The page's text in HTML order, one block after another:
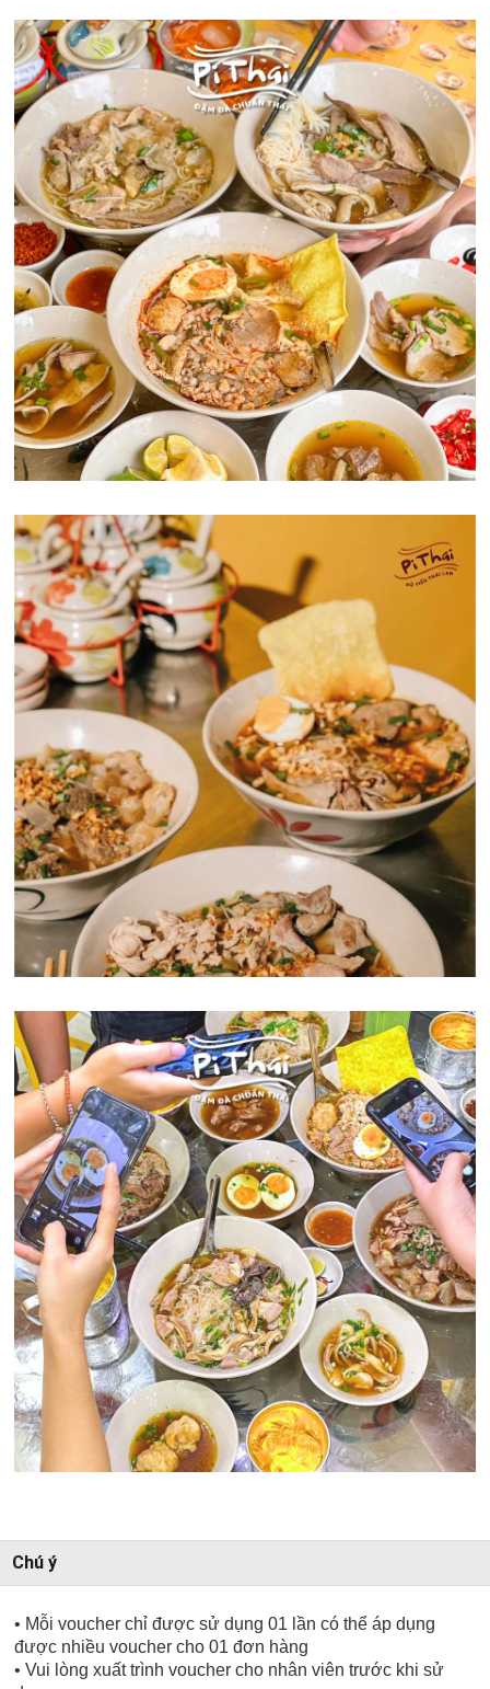
Chú ý
• Mỗi voucher chỉ được sử dụng 01 lần có thể áp dụng
được nhiều voucher cho 01 đơn hàng
• Vui lòng xuất trình voucher cho nhân viên trước khi sử